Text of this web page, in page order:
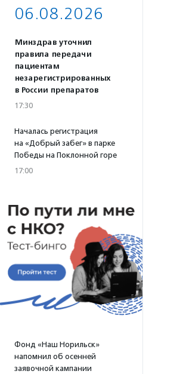
06.08.2026
Минздрав уточнил
правила передачи
пациентам
незарегистрированных
в России препаратов
17:30
Началась регистрация
на «Добрый забег» в парке
Победы на Поклонной горе
17:00
Фонд «Наш Норильск»
напомнил об осенней
заявочной кампании